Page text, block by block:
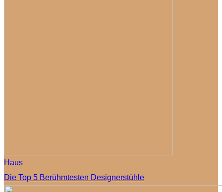
Haus
Die Top 5 Berühmtesten Designerstühle